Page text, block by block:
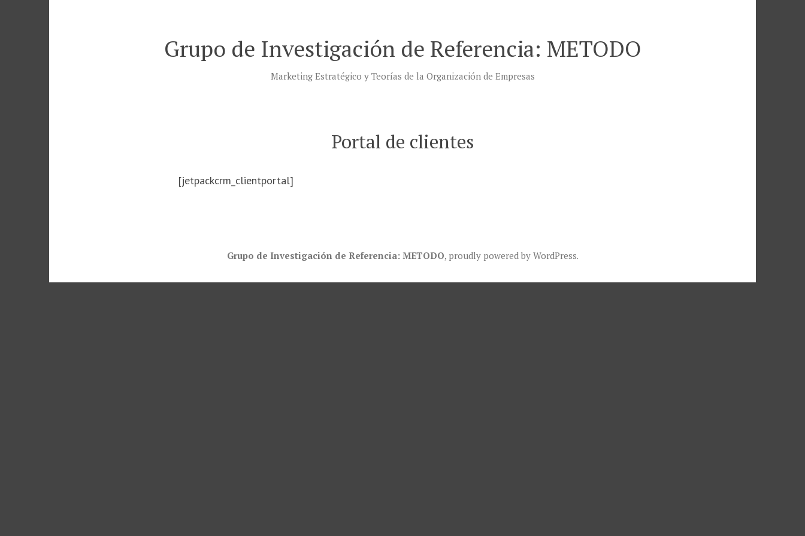
Grupo de Investigación de Referencia: METODO
Marketing Estratégico y Teorías de la Organización de Empresas
Portal de clientes
[jetpackcrm_clientportal]
Grupo de Investigación de Referencia: METODO, proudly powered by WordPress.